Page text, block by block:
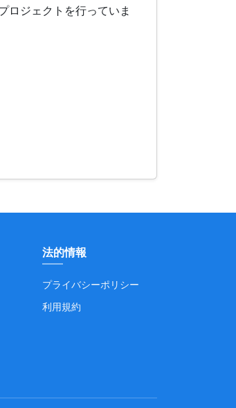
ロジェクトを行っていま
法的情報
プライバシーポリシー
利用規約